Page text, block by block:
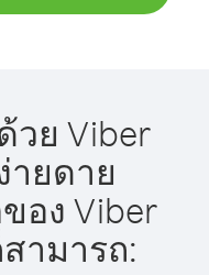
วย Viber
ายดาย
อง Viber
ามารถ: